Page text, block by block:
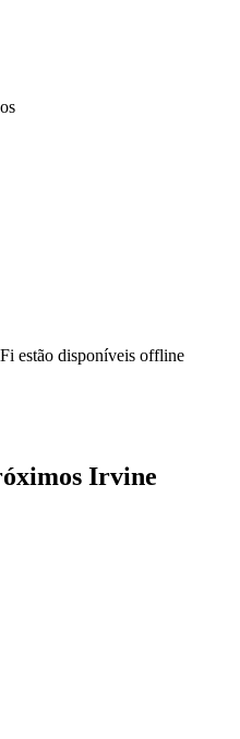
estão disponíveis offline
Irvine